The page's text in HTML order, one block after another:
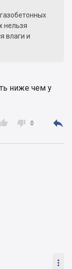
нельзя
влаги и
ниже чем у
  0 
